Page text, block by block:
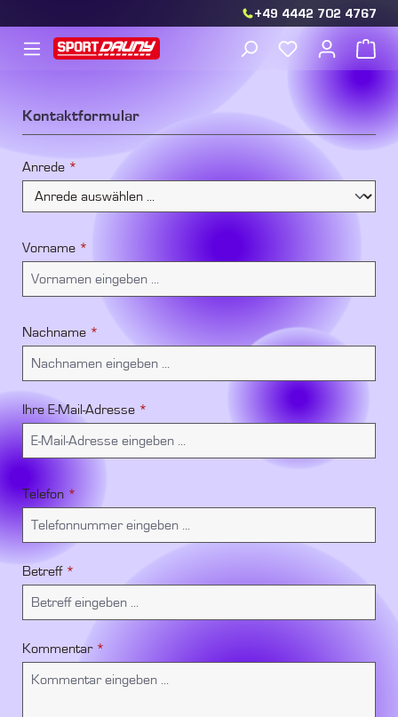
+49 4442 702 4767
Du hast 0
Kontaktformular
Anrede *
Vorname *
Nachname *
Ihre E-Mail-Adresse *
Telefon *
Betreff *
Kommentar *